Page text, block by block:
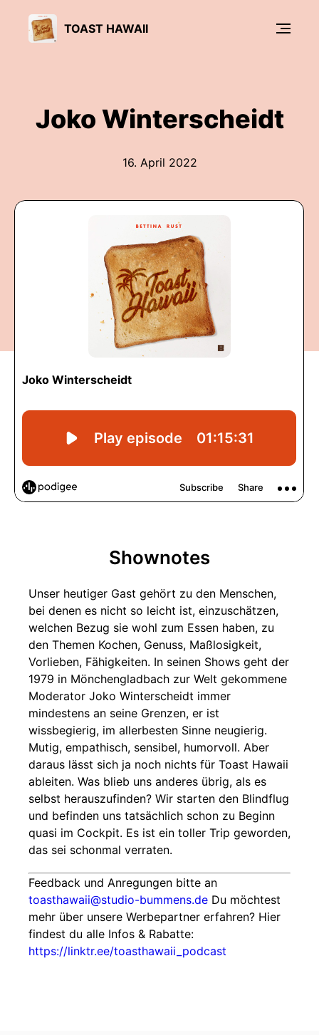
TOAST HAWAII
Joko Winterscheidt
16. April 2022
Shownotes
Unser heutiger Gast gehört zu den Menschen,
bei denen es nicht so leicht ist, einzuschätzen,
welchen Bezug sie wohl zum Essen haben, zu
den Themen Kochen, Genuss, Maßlosigkeit,
Vorlieben, Fähigkeiten. In seinen Shows geht der
1979 in Mönchengladbach zur Welt gekommene
Moderator Joko Winterscheidt immer
mindestens an seine Grenzen, er ist
wissbegierig, im allerbesten Sinne neugierig.
Mutig, empathisch, sensibel, humorvoll. Aber
daraus lässt sich ja noch nichts für Toast Hawaii
ableiten. Was blieb uns anderes übrig, als es
selbst herauszufinden? Wir starten den Blindflug
und befinden uns tatsächlich schon zu Beginn
quasi im Cockpit. Es ist ein toller Trip geworden,
das sei schonmal verraten.
Feedback und Anregungen bitte an
toasthawaii@studio-bummens.de Du möchtest
mehr über unsere Werbepartner erfahren? Hier
findest du alle Infos & Rabatte:
https://linktr.ee/toasthawaii_podcast